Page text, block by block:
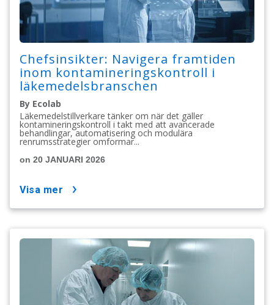
Chefsinsikter: Navigera framtiden
inom kontamineringskontroll i
läkemedelsbranschen
By Ecolab
Läkemedelstillverkare tänker om när det gäller
kontamineringskontroll i takt med att avancerade
behandlingar, automatisering och modulära
renrumsstrategier omformar...
on 20 JANUARI 2026
visa mer